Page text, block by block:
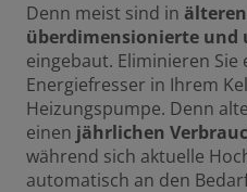
Denn meist sind in
überdimensionierte und
eingebaut. Eliminieren
Energiefresser in Ihrem
Heizungspumpe. Denn
einen jährlichen
während sich aktuelle
automatisch an den